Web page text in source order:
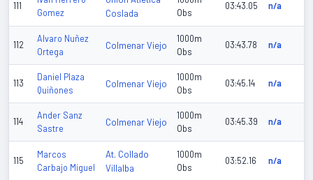
111
Gomez
Coslada
Obs
03:43.05 n/a
112
Alvaro Nuñez
Ortega
Colmenar Viejo
1000m
Obs
03:43.78 n/a
113
Daniel Plaza
Quiñones
Colmenar Viejo
1000m
Obs
03:45.14 n/a
114
Ander Sanz
Sastre
Colmenar Viejo
1000m
Obs
03:45.39 n/a
115
Marcos
Carbajo Miguel
At. Collado
Villalba
1000m
Obs
03:52.16 n/a